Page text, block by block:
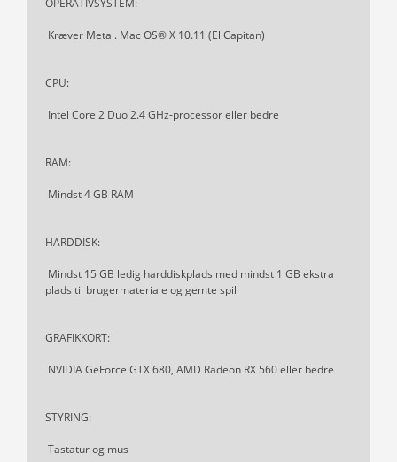
Kræver Metal. Mac OS® X 10.11 (El Capitan)
CPU:
Intel Core 2 Duo 2.4 GHz-processor eller bedre
RAM:
Mindst 4 GB RAM
HARDDISK:
Mindst 15 GB ledig harddiskplads med mindst 1 GB ekstra
plads til brugermateriale og gemte spil
GRAFIKKORT:
NVIDIA GeForce GTX 680, AMD Radeon RX 560 eller bedre
STYRING:
Tastatur og mus